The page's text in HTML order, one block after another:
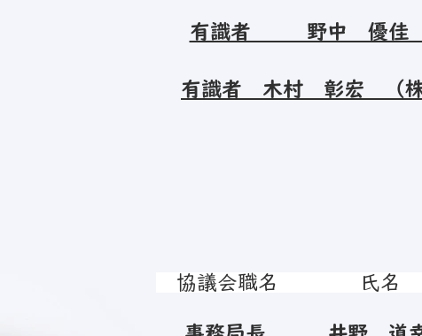
有識者 野中 優
有識者 木村 彰宏 （株
協議会職名